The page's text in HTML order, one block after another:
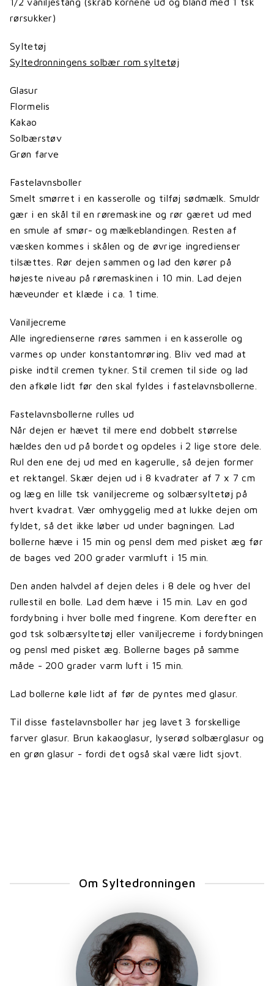
rørsukker)
Syltetøj
Syltedronningens solbær rom syltetøj
Glasur
Flormelis
Kakao
Solbærstøv
Grøn farve
Fastelavnsboller
Smelt smørret i en kasserolle og tilføj sødmælk. Smuldr
gær i en skål til en røremaskine og rør gæret ud med
en smule af smør- og mælkeblandingen. Resten af
væsken kommes i skålen og de øvrige ingredienser
tilsættes. Rør dejen sammen og lad den kører på
højeste niveau på røremaskinen i 10 min. Lad dejen
hæveunder et klæde i ca. 1 time.
Vaniljecreme
Alle ingredienserne røres sammen i en kasserolle og
varmes op under konstantomrøring. Bliv ved mad at
piske indtil cremen tykner. Stil cremen til side og lad
den afkøle lidt før den skal fyldes i fastelavnsbollerne.
Fastelavnsbollerne rulles ud
Når dejen er hævet til mere end dobbelt størrelse
hældes den ud på bordet og opdeles i 2 lige store dele.
Rul den ene dej ud med en kagerulle, så dejen former
et rektangel. Skær dejen ud i 8 kvadrater af 7 x 7 cm
og læg en lille tsk vaniljecreme og solbærsyltetøj på
hvert kvadrat. Vær omhyggelig med at lukke dejen om
fyldet, så det ikke løber ud under bagningen. Lad
bollerne hæve i 15 min og pensl dem med pisket æg før
de bages ved 200 grader varmluft i 15 min.
Den anden halvdel af dejen deles i 8 dele og hver del
rullestil en bolle. Lad dem hæve i 15 min. Lav en god
fordybning i hver bolle med fingrene. Kom derefter en
god tsk solbærsyltetøj eller vaniljecreme i fordybningen
og pensl med pisket æg. Bollerne bages på samme
måde - 200 grader varm luft i 15 min.
Lad bollerne køle lidt af før de pyntes med glasur.
Til disse fastelavnsboller har jeg lavet 3 forskellige
farver glasur. Brun kakaoglasur, lyserød solbærglasur og
en grøn glasur - fordi det også skal være lidt sjovt.
Om Syltedronningen